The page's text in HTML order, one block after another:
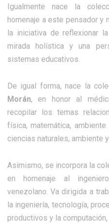
Igualmente nace la
homenaje a este pensador y
la iniciativa de reflexionar
mirada holística y una
sistemas educativos.
De igual forma, nace la
Morán, en honor al
recopilar los temas
física, matemática,
ciencias naturales, ambiente
Asimismo, se incorpora la
en homenaje al
venezolano. Va dirigida a
la ingeniería, tecnología,
productivos y la